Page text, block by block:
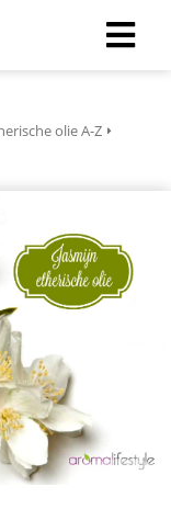
olie A-Z